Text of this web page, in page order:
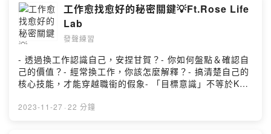
業英文精準表達教練課免費諮詢：
https://calendly.com/afrawords/englishcoaching職涯
諮詢找螺絲來福實驗室IGSupport this show:
https://open.firstory.me/user/ckk8e7g71e1ji0830jircvi
z5Leave a comment and share your thoughts:
https://open.firstory.me/user/ckk8e7g71e1ji0830jircvi
z5/commentsPowered by Firstory Hosting
工作愈找愈好的秘密關鍵💡Ft.Rose Life
Lab
發聲練習
- 透過換工作認識自己，安捏甘賀？- 你如何盤點＆確認自
己的價值？- 經常換工作，你該怎麼解釋？- 搞清楚自己的
核心技能，才能穿越職銜的假象- 「目標意識」不等於KPI-
義訂閱阿發之聲電子報:
2023-11-27 · 22 分鐘